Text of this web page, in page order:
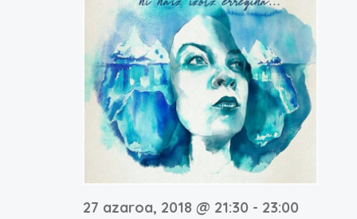
27 azaroa, 2018 @ 21:30 - 23:00